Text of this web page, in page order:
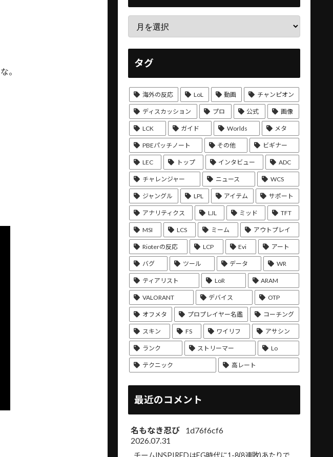
。
タグ
海外の反応 LoL 動画 チャンピオン
ディスカッション プロ 公式 画像
LCK ガイド Worlds メタ
PBEパッチノート その他 ビギナー
LEC トップ インタビュー ADC
チャレンジャー ニュース WCS
ジャングル LPL アイテム サポート
アナリティクス LJL ミッド TFT
MSI LCS ミーム アウトプレイ
Rioterの反応 LCP Evi アート
バグ ツール データ WR
ティアリスト LoR ARAM
VALORANT デバイス OTP
オフメタ プロプレイヤー名鑑 コーチング
スキン FS ワイリフ アサシン
ランク ストリーマー Lo
テクニック 高レート
最近のコメント
名もなき忍び
1d76f6cf6
2026.07.31
チームINSPIREDはEG時代に1-8(8連敗)あたりで